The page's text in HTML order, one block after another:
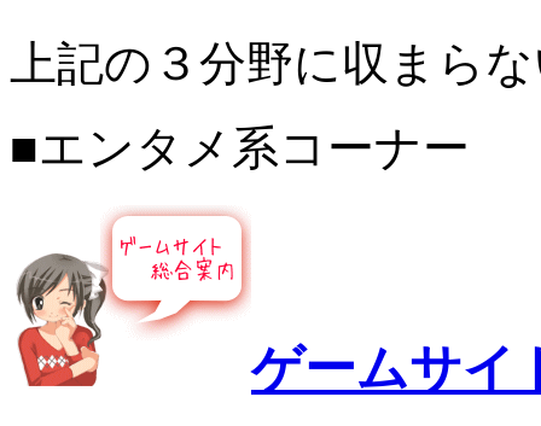
上記の３分野に収まら
■エンタメ系コーナー
ゲームサ